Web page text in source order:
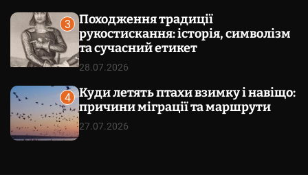
3
Походження традиції
рукостискання: історія, символізм
та сучасний етикет
28.07.2026
4
Куди летять птахи взимку і навіщо:
причини міграції та маршрути
27.07.2026